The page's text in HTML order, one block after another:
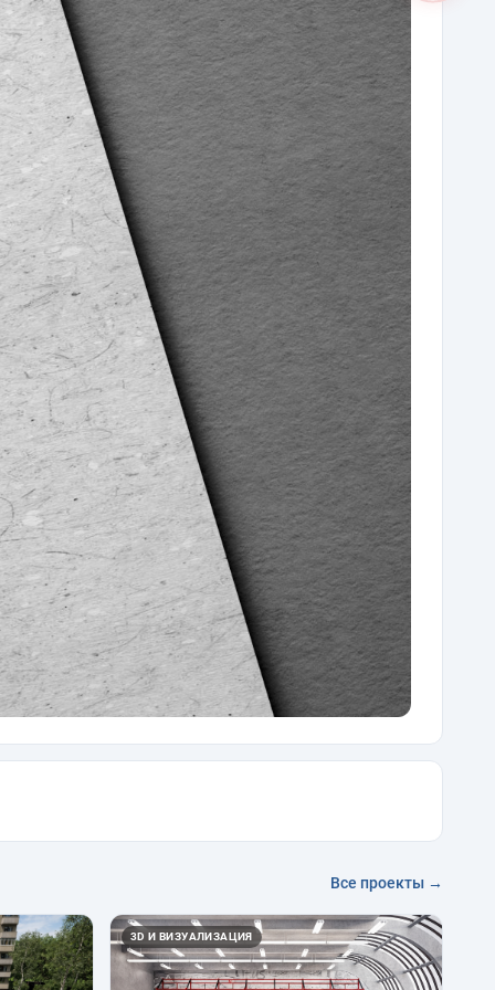
Все проекты →
3D И ВИЗУАЛИЗАЦИЯ